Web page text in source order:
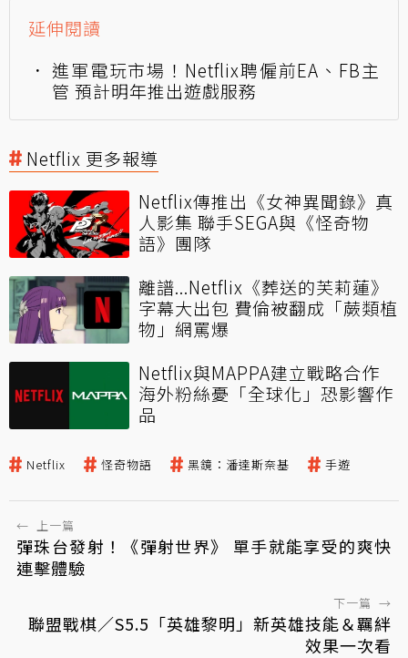
延伸閱讀
進軍電玩市場！Netflix聘僱前EA、FB主
管 預計明年推出遊戲服務
Netflix 更多報導
Netflix傳推出《女神異聞錄》真
人影集 聯手SEGA與《怪奇物
語》團隊
離譜...Netflix《葬送的芙莉蓮》
字幕大出包 費倫被翻成「蕨類植
物」網罵爆
Netflix與MAPPA建立戰略合作
海外粉絲憂「全球化」恐影響作
品
Netflix 怪奇物語 黑鏡：潘達斯奈基 手遊
← 上一篇
彈珠台發射！《彈射世界》 單手就能享受的爽快
連擊體驗
下一篇 →
聯盟戰棋／S5.5「英雄黎明」新英雄技能＆羈絆
效果一次看